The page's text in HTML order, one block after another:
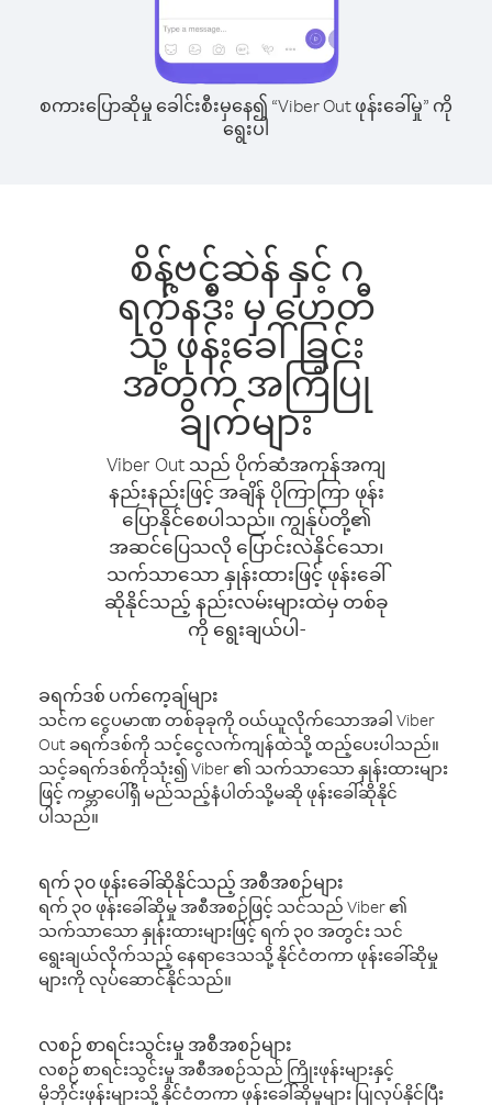
စကားပြောဆိုမှု ခေါင်းစီးမှနေ၍ “Viber Out ဖုန်းခေါ်မှု” ကို
ရွေးပါ
စိန့်ဗင့်ဆဲန် နှင့် ဂ
ရက်နဒီး မှ ဟေတီ
သို့ ဖုန်းခေါ်ခြင်း
အတွက် အကြံပြု
ချက်များ
Viber Out သည် ပိုက်ဆံအကုန်အကျ
နည်းနည်းဖြင့် အချိန် ပိုကြာကြာ ဖုန်း
ပြောနိုင်စေပါသည်။ ကျွန်ုပ်တို့၏
အဆင်ပြေသလို ပြောင်းလဲနိုင်သော၊
သက်သာသော နှုန်းထားဖြင့် ဖုန်းခေါ်
ဆိုနိုင်သည့် နည်းလမ်းများထဲမှ တစ်ခု
ကို ရွေးချယ်ပါ-
ခရက်ဒစ် ပက်ကေ့ချ်များ
သင်က ငွေပမာဏ တစ်ခုခုကို ဝယ်ယူလိုက်သောအခါ Viber
Out ခရက်ဒစ်ကို သင့်ငွေလက်ကျန်ထဲသို့ ထည့်ပေးပါသည်။
သင့်ခရက်ဒစ်ကိုသုံး၍ Viber ၏ သက်သာသော နှုန်းထားများ
ဖြင့် ကမ္ဘာပေါ်ရှိ မည်သည့်နံပါတ်သို့မဆို ဖုန်းခေါ်ဆိုနိုင်
ပါသည်။
ရက် ၃၀ ဖုန်းခေါ်ဆိုနိုင်သည့် အစီအစဉ်များ
ရက် ၃၀ ဖုန်းခေါ်ဆိုမှု အစီအစဉ်ဖြင့် သင်သည် Viber ၏
သက်သာသော နှုန်းထားများဖြင့် ရက် ၃၀ အတွင်း သင်
ရွေးချယ်လိုက်သည့် နေရာဒေသသို့ နိုင်ငံတကာ ဖုန်းခေါ်ဆိုမှု
များကို လုပ်ဆောင်နိုင်သည်။
လစဉ် စာရင်းသွင်းမှု အစီအစဉ်များ
လစဉ် စာရင်းသွင်းမှု အစီအစဉ်သည် ကြိုးဖုန်းများနှင့်
မိုဘိုင်းဖုန်းများသို့ နိုင်ငံတကာ ဖုန်းခေါ်ဆိုမှုများ ပြုလုပ်နိုင်ပြီး